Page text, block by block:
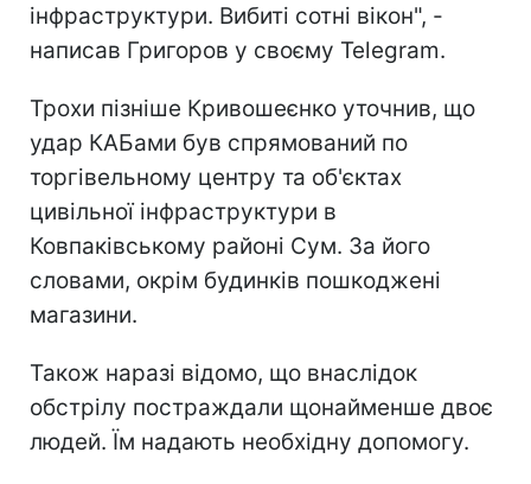
інфраструктури. Вибиті сотні вікон", -
написав Григоров у своєму Telegram.
Трохи пізніше Кривошеєнко уточнив, що
удар КАБами був спрямований по
торгівельному центру та об'єктах
цивільної інфраструктури в
Ковпаківському районі Сум. За його
словами, окрім будинків пошкоджені
магазини.
Також наразі відомо, що внаслідок
обстрілу постраждали щонайменше двоє
людей. Їм надають необхідну допомогу.